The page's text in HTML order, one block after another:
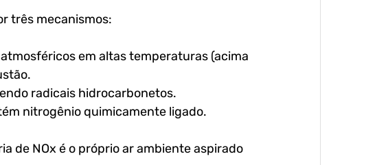
três mecanismos:
em altas temperaturas (acima
radicais hidrocarbonetos.
nitrogênio quimicamente ligado.
de NOx é o próprio ar ambiente aspirado